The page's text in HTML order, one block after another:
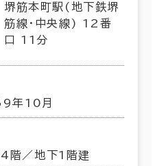
堺筋本町駅(地下鉄堺
筋線･中央線) 12番
口 11分
年10月
階／地下1階建